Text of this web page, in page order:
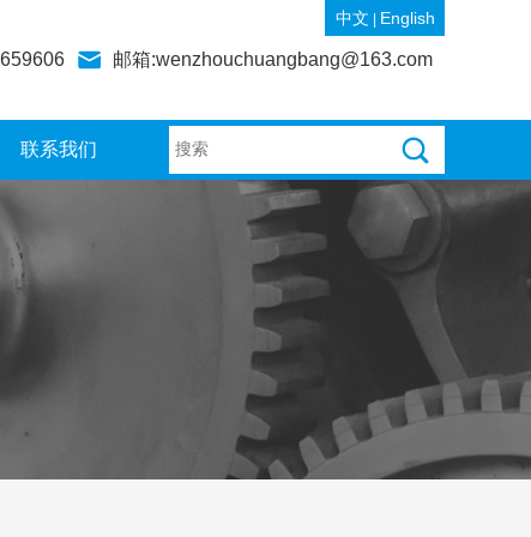
邮箱:wenzhouchuangbang@163.com
中文 English
联系我们